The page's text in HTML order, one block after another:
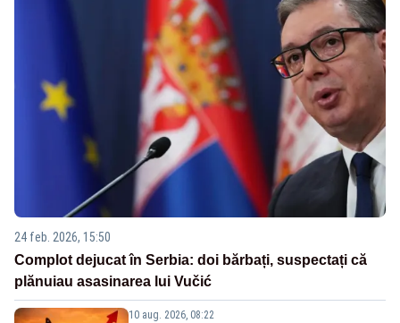
24 feb. 2026, 15:50
Complot dejucat în Serbia: doi bărbați, suspectați că
plănuiau asasinarea lui Vučić
10 aug. 2026, 08:22